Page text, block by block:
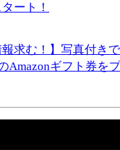
ート！
報求む！】写真付き
Amazonギフト券を